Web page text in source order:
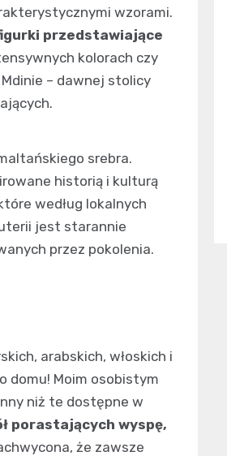
wzorami.
przedstawiające
kolorach czy
– dawnej stolicy
srebra.
historią i kulturą
według lokalnych
jest starannie
przez pokolenia.
arabskich, włoskich i
domu! Moim osobistym
niż te dostępne w
porastających wyspę,
że zawsze